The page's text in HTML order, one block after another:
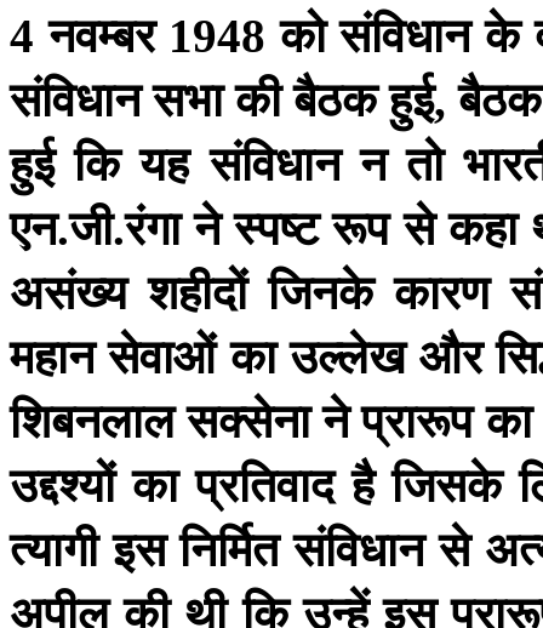
4नवम्बर1948को संविधान के
संविधानसभाकीबैठकहुई,बैठक
हुई कि यह संविधान न तो
एन.जी.रंगा ने स्पष्ट रूप से कहा
असंख्य शहीदों जिनके कारण
महान सेवाओं का उल्लेख और
शिबनलालसक्सेनानेप्रारूपका
उद्दश्यों का प्रतिवाद है जिसके
त्यागी इस निर्मित संविधान से
अपील की थी कि उन्हें इस